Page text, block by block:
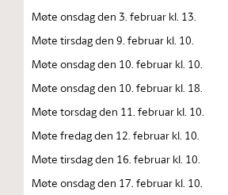
Møte onsdag den 3. februar kl. 13.
Møte tirsdag den 9. februar kl. 10.
Møte onsdag den 10. februar kl. 10.
Møte onsdag den 10. februar kl. 18.
Møte torsdag den 11. februar kl. 10.
Møte fredag den 12. februar kl. 10.
Møte tirsdag den 16. februar kl. 10.
Møte onsdag den 17. februar kl. 10.